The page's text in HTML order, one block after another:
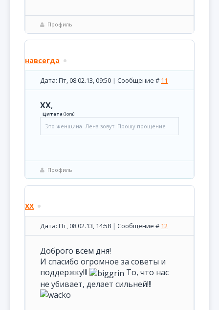
Профиль
навсегда
Дата: Пт, 08.02.13, 09:50 | Сообщение # 11
XX,
Цитата(Jora)
Это женщина. Лена зовут. Прошу прощение
Профиль
XX
Дата: Пт, 08.02.13, 14:58 | Сообщение # 12
Доброго всем дня!
И спасибо огромное за советы и
поддержку!!!
То, что нас
не убивает, делает сильней!!!